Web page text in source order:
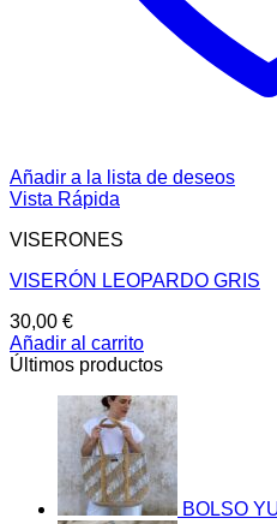
Añadir a la lista de deseos
Vista Rápida
VISERONES
VISERÓN LEOPARDO GRIS
30,00 €
Añadir al carrito
Últimos productos
BOLSO